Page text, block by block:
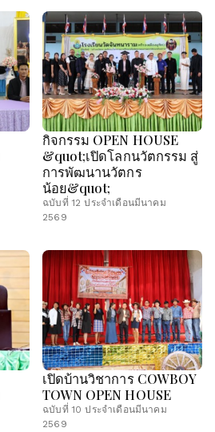
กิจกรรม OPEN HOUSE
&quot;เปิดโลกนวัตกรรม สู่
การพัฒนานวัตกร
น้อย&quot;
ฉบับที่ 12 ประจำเดือนมีนาคม
2569
เปิดบ้านวิชาการ COWBOY
TOWN OPEN HOUSE
ฉบับที่ 10 ประจำเดือนมีนาคม
2569